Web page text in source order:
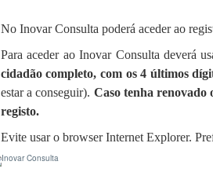
No Inovar Consulta poderá aceder ao
Para aceder ao Inovar Consulta deverá
cidadão completo, com os 4 últimos
estar a conseguir). Caso tenha renovado
registo.
Evite usar o browser Internet Explorer.